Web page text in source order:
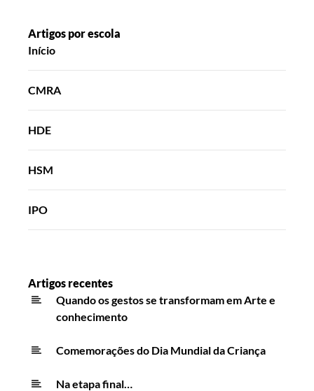
Artigos por escola
Início
CMRA
HDE
HSM
IPO
Artigos recentes
Quando os gestos se transformam em Arte e
conhecimento
Comemorações do Dia Mundial da Criança
Na etapa final…